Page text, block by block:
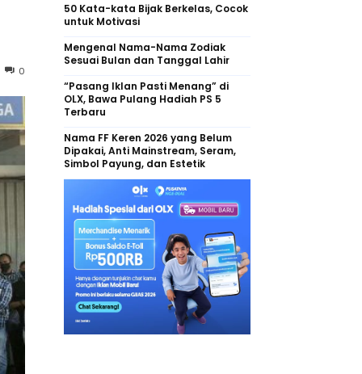
0
50 Kata-kata Bijak Berkelas, Cocok
untuk Motivasi
Mengenal Nama-Nama Zodiak
Sesuai Bulan dan Tanggal Lahir
“Pasang Iklan Pasti Menang” di
OLX, Bawa Pulang Hadiah PS 5
Terbaru
Nama FF Keren 2026 yang Belum
Dipakai, Anti Mainstream, Seram,
Simbol Payung, dan Estetik